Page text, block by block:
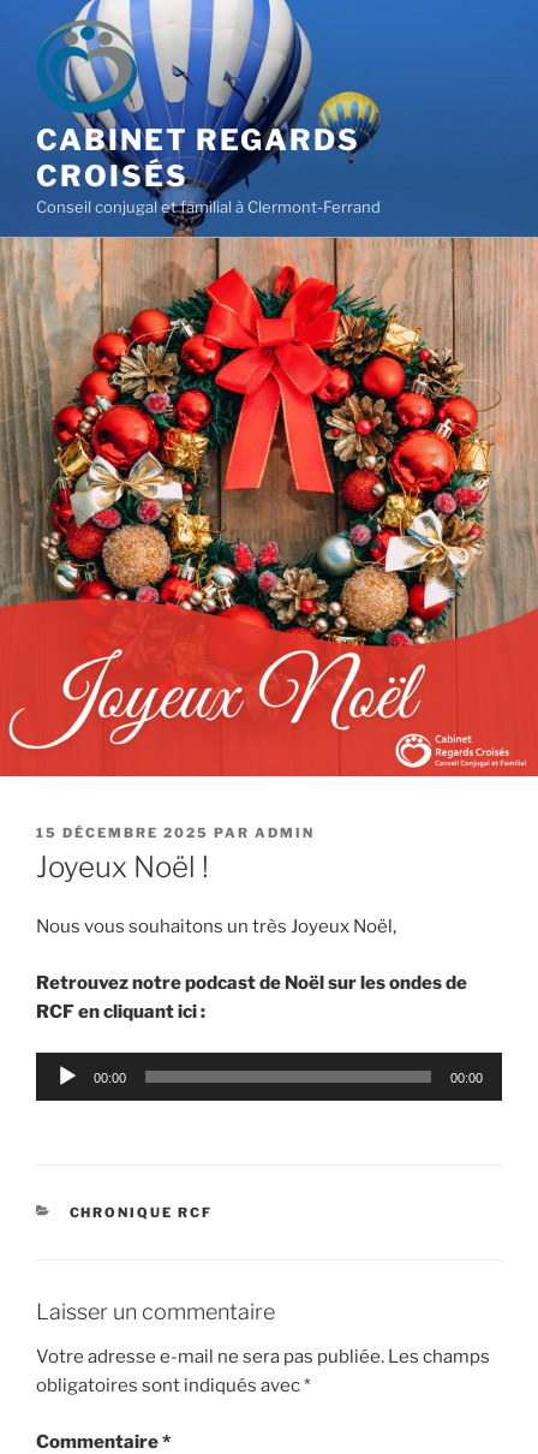
CABINET REGARDS
CROISÉS
Conseil conjugal et familial à Clermont-Ferrand
15 DÉCEMBRE 2025 PAR ADMIN
Joyeux Noël !
Nous vous souhaitons un très Joyeux Noël,
Retrouvez notre podcast de Noël sur les ondes de
RCFen cliquant ici :
Lecteur
00:00 00:00
CHRONIQUE RCF
Laisser un commentaire
Votre adresse e-mail ne sera pas publiée. Les champs
obligatoires sont indiqués avec*
Commentaire*